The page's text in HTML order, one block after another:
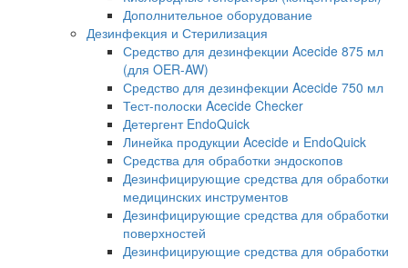
Дополнительное оборудование
Дезинфекция и Стерилизация
Средство для дезинфекции Acecide 875 мл
(для OER-AW)
Средство для дезинфекции Acecide 750 мл
Тест-полоски Acecide Checker
Детергент EndoQuick
Линейка продукции Acecide и EndoQuick
Средства для обработки эндоскопов
Дезинфицирующие средства для обработки
медицинских инструментов
Дезинфицирующие средства для обработки
поверхностей
Дезинфицирующие средства для обработки